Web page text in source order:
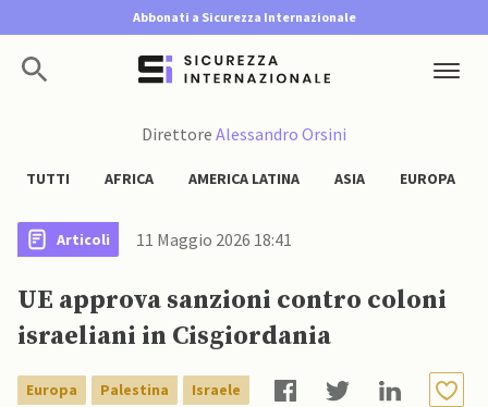
Abbonati a Sicurezza Internazionale
Direttore Alessandro Orsini
TUTTI AFRICA AMERICA LATINA ASIA EUROPA
Articoli 11 Maggio 2026 18:41
UE approva sanzioni contro coloni
israeliani in Cisgiordania
Europa Palestina Israele